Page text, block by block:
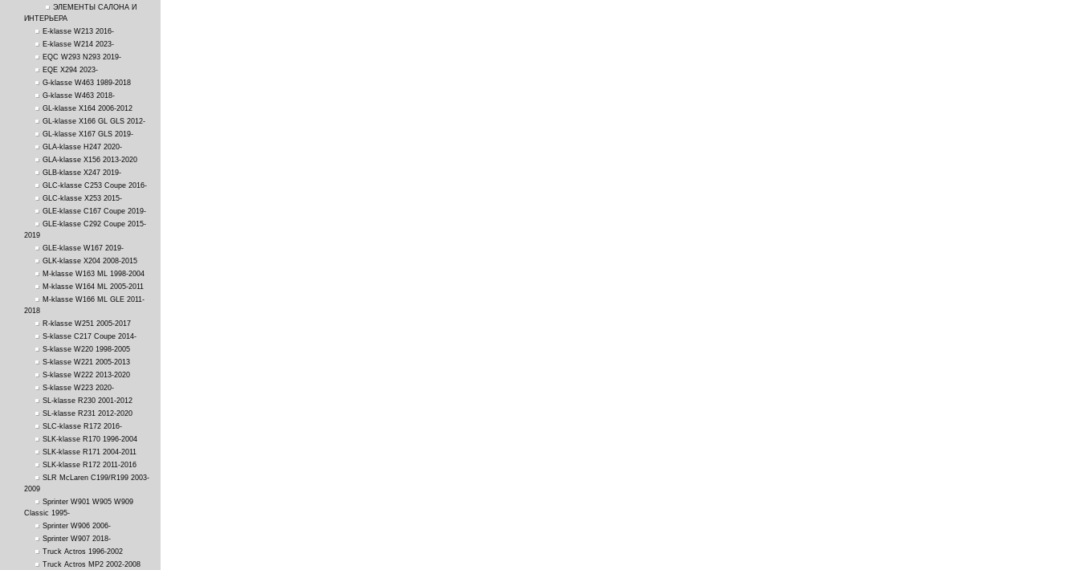
ЭЛЕМЕНТЫ САЛОНА И
ИНТЕРЬЕРА
E-klasse W213 2016-
E-klasse W214 2023-
EQC W293 N293 2019-
EQE X294 2023-
G-klasse W463 1989-2018
G-klasse W463 2018-
GL-klasse X164 2006-2012
GL-klasse X166 GL GLS 2012-
GL-klasse X167 GLS 2019-
GLA-klasse H247 2020-
GLA-klasse X156 2013-2020
GLB-klasse X247 2019-
GLC-klasse C253 Coupe 2016-
GLC-klasse X253 2015-
GLE-klasse C167 Coupe 2019-
GLE-klasse C292 Coupe 2015-
2019
GLE-klasse W167 2019-
GLK-klasse X204 2008-2015
M-klasse W163 ML 1998-2004
M-klasse W164 ML 2005-2011
M-klasse W166 ML GLE 2011-
2018
R-klasse W251 2005-2017
S-klasse C217 Coupe 2014-
S-klasse W220 1998-2005
S-klasse W221 2005-2013
S-klasse W222 2013-2020
S-klasse W223 2020-
SL-klasse R230 2001-2012
SL-klasse R231 2012-2020
SLC-klasse R172 2016-
SLK-klasse R170 1996-2004
SLK-klasse R171 2004-2011
SLK-klasse R172 2011-2016
SLR McLaren C199/R199 2003-
2009
Sprinter W901 W905 W909
Classic 1995-
Sprinter W906 2006-
Sprinter W907 2018-
Truck Actros 1996-2002
Truck Actros MP2 2002-2008